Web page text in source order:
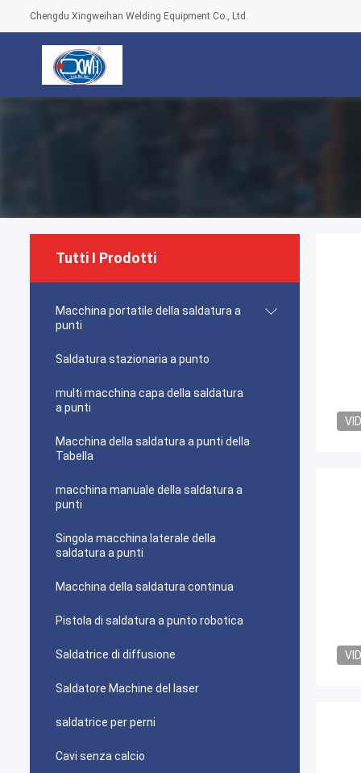
Chengdu Xingweihan Welding Equipment Co., Ltd.
Tutti I Prodotti
Macchina portatile della saldatura a
punti
Saldatura stazionaria a punto
multi macchina capa della saldatura
a punti
Macchina della saldatura a punti della
Tabella
macchina manuale della saldatura a
punti
Singola macchina laterale della
saldatura a punti
Macchina della saldatura continua
Pistola di saldatura a punto robotica
Saldatrice di diffusione
Saldatore Machine del laser
saldatrice per perni
Cavi senza calcio